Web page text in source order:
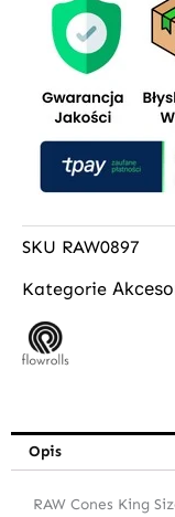
SKU RAW0897
Kategorie
Opis
RAW Cones King